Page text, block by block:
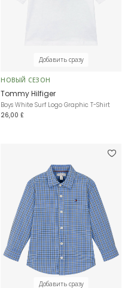
Добавить сразу
НОВЫЙ СЕЗОН
Tommy Hilfiger
Boys White Surf Logo Graphic T-Shirt
26,00 £
Добавить сразу